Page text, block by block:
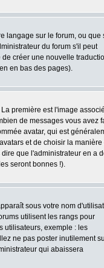
langage sur le forum, ou que
du forum s'il peut
créer une nouvelle
en bas des pages).
première est l'image
de messages vous avez
avatar, qui est
et de choisir la manière
que l'administrateur en a
seront bonnes !).
sous votre nom
utilisent les rangs pour
utilisateurs, exemple : les
ne pas poster inutilement
qui abaissera